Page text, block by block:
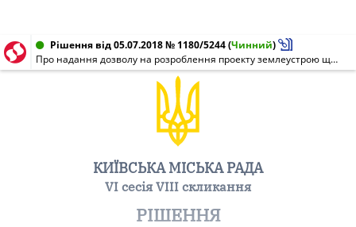
Рішення від 05.07.2018 № 1180/5244(Чинний)
Про надання дозволу на розроблення проекту землеустрою щодо відведення земельної ділянки товариству з обмеженою відповідальністю "РІКА зв'язоксервіс" на вул. Братській, 3 у Подільському районі м. Києва для будівництва, обслуговування та ремонту об'єктів зв'язку
КИЇВСЬКА МІСЬКА РАДА
VI сесія VIII скликання
РІШЕННЯ